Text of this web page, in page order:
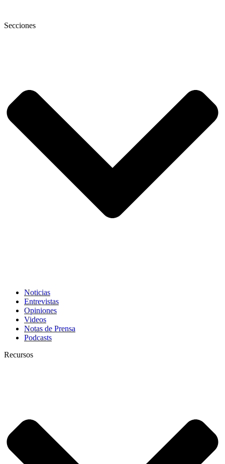
Secciones
Noticias
Entrevistas
Opiniones
Videos
Notas de Prensa
Podcasts
Recursos